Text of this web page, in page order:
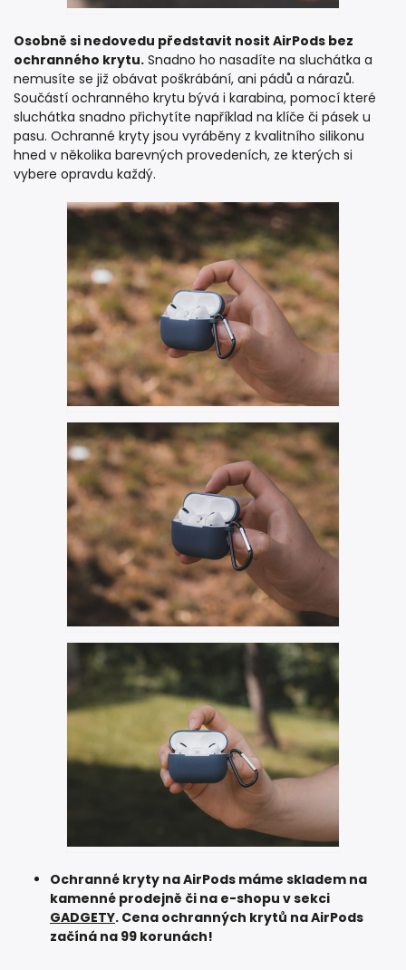
Osobně si nedovedu představit nosit AirPods bez
ochranného krytu. Snadno ho nasadíte na sluchátka a
nemusíte se již obávat poškrábání, ani pádů a nárazů.
Součástí ochranného krytu bývá i karabina, pomocí které
sluchátka snadno přichytíte například na klíče či pásek u
pasu. Ochranné kryty jsou vyráběny z kvalitního silikonu
hned v několika barevných provedeních, ze kterých si
vybere opravdu každý.
Ochranné kryty na AirPods máme skladem na
kamenné prodejně či na e-shopu v sekci
GADGETY. Cena ochranných krytů na AirPods
začíná na 99 korunách!